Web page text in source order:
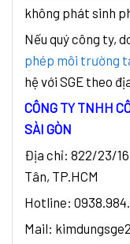
không phát sinh
Nếu quý công ty,
phép môi trường
hệ với SGE theo
CÔNG TY TNHH
SÀI GÒN
Địa chỉ: 822/23/16
Tân, TP.HCM
Hotline:
Mail: